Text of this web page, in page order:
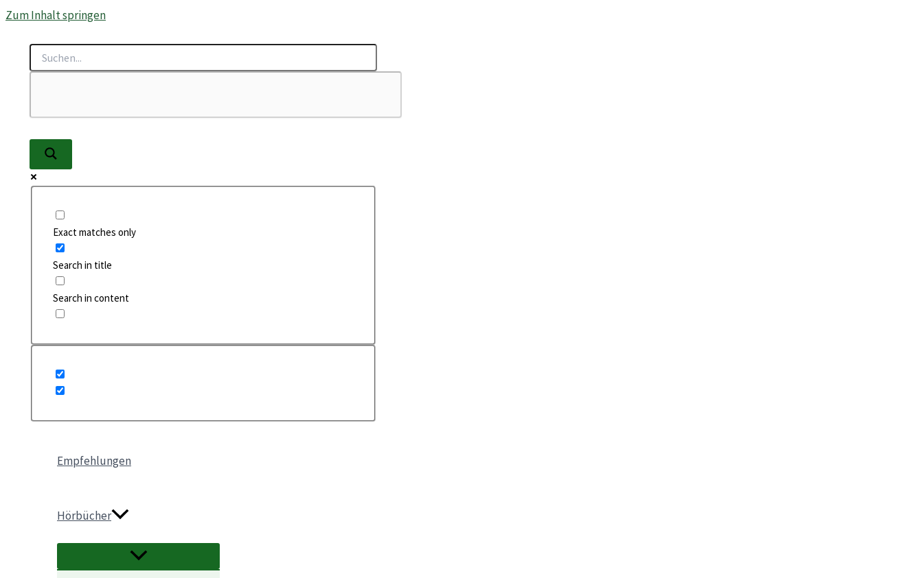
Zum Inhalt springen
Exact matches only
Search in title
Search in content
Empfehlungen
Hörbücher